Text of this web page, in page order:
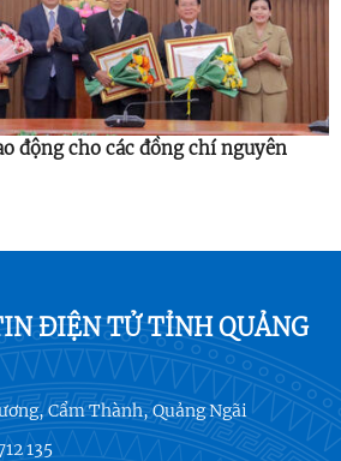
động cho các đồng chí nguyên
ĐIỆN TỬ TỈNH QUẢNG
Cẩm Thành, Quảng Ngãi
135